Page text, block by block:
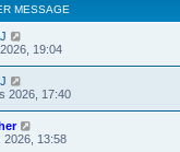
MESSAGE
19:04
2026, 17:40
2026, 13:58